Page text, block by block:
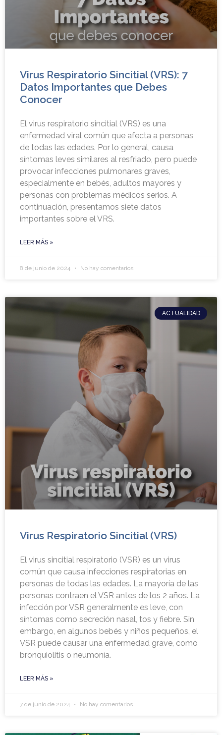
Virus Respiratorio Sincitial (VRS): 7
Datos Importantes que Debes
Conocer
El virus respiratorio sincitial (VRS) es una
enfermedad viral común que afecta a personas
de todas las edades. Por lo general, causa
síntomas leves similares al resfriado, pero puede
provocar infecciones pulmonares graves,
especialmente en bebés, adultos mayores y
personas con problemas médicos serios. A
continuación, presentamos siete datos
importantes sobre el VRS.
LEER MÁS »
8 de junio de 2024 No hay comentarios
ACTUALIDAD
Virus Respiratorio Sincitial (VRS)
El virus sincitial respiratorio (VSR) es un virus
común que causa infecciones respiratorias en
personas de todas las edades. La mayoría de las
personas contraen el VSR antes de los 2 años. La
infección por VSR generalmente es leve, con
síntomas como secreción nasal, tos y fiebre. Sin
embargo, en algunos bebés y niños pequeños, el
VSR puede causar una enfermedad grave, como
bronquiolitis o neumonía.
LEER MÁS »
7 de junio de 2024 No hay comentarios